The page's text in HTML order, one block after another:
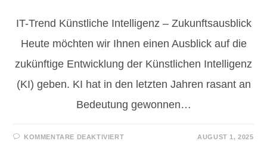
IT-Trend Künstliche Intelligenz – Zukunftsausblick
Heute möchten wir Ihnen einen Ausblick auf die
zukünftige Entwicklung der Künstlichen Intelligenz
(KI) geben. KI hat in den letzten Jahren rasant an
Bedeutung gewonnen…
KOMMENTARE DEAKTIVIERT AUGUST 1, 2025